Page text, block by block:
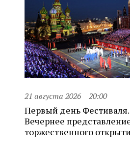
21 августа 2026 20:00
Первый день Фестиваля.
Вечернее
торжественного